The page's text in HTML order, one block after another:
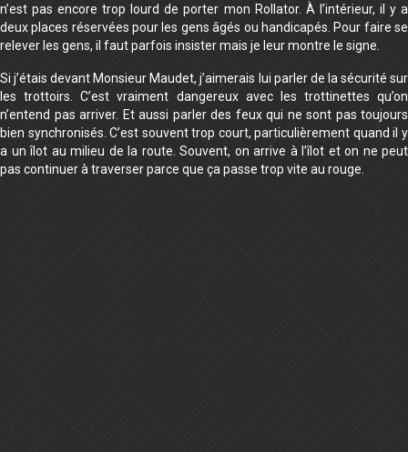
n’est pas encore trop lourd de porter mon Rollator. À l’intérieur, il y a
deux places réservées pour les gens âgés ou handicapés. Pour faire se
relever les gens, il faut parfois insister mais je leur montre le signe.
Si j’étais devant Monsieur Maudet, j’aimerais lui parler de la sécurité sur
les trottoirs. C’est vraiment dangereux avec les trottinettes qu’on
n’entend pas arriver. Et aussi parler des feux qui ne sont pas toujours
bien synchronisés. C’est souvent trop court, particulièrement quand il y
a un îlot au milieu de la route. Souvent, on arrive à l’îlot et on ne peut
pas continuer à traverser parce que ça passe trop vite au rouge.